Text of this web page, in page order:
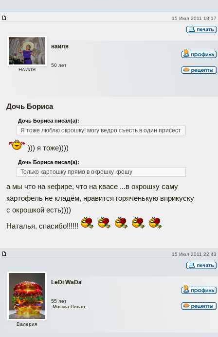
15 Июл 2011 18:17
наиля
НАИЛЯ
50 лет
Дочь Бориса
Дочь Бориса писал(а):
Я тоже люблю окрошку! могу ведро съесть в один присест
))) я тоже))))
Дочь Бориса писал(а):
Только картошку прямо в окрошку крошу
а мы что на кефире, что на квасе ...в окрошку саму
картофель не кладём, нравится горяченькую вприкуску
с окрошкой есть))))
Наталья, спасибо!!!!!!
15 Июл 2011 22:43
LeDi WaDa
Валерия
55 лет
-Москва-Ливан-